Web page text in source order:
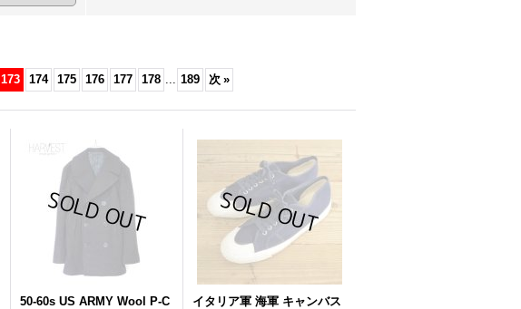
173 174 175 176 177 178 ... 189 次 »
50-60s US ARMY Wool P-C
イタリア軍 海軍 キャンバス